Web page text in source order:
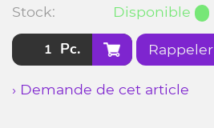
Stock: Disponible
Pc. Rappeler
› Demande de cet article